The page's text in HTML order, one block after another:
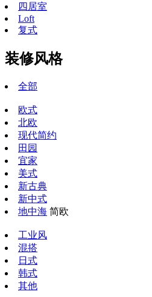
四居室
Loft
复式
装修风格
全部
欧式
北欧
现代简约
田园
宜家
美式
新古典
新中式
地中海 简欧
工业风
混搭
日式
韩式
其他